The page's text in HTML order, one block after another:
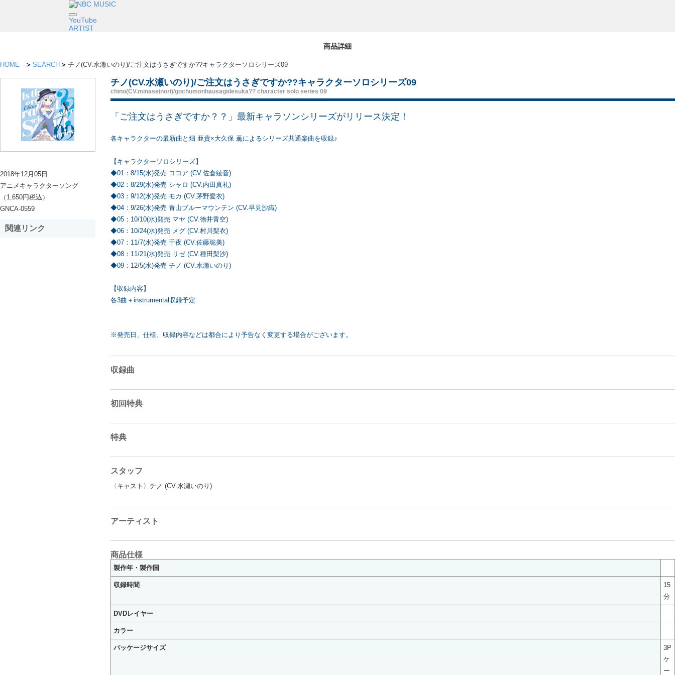
YouTube
ARTIST
商品詳細
HOME SEARCH チノ(CV.水瀬いのり)/ご注文はうさぎですか??キャラクターソロシリーズ09
2018年12月05日
アニメキャラクターソング
（1,650円税込）
GNCA-0559
関連リンク
チノ(CV.水瀬いのり)/ご注文はうさぎですか??キャラクターソロシリーズ09
chino(CV.minaseinori)/gochumonhausagidesuka?? character solo series 09
「ご注文はうさぎですか？？」最新キャラソンシリーズがリリース決定！
各キャラクターの最新曲と畑 亜貴×大久保 薫によるシリーズ共通楽曲を収録♪
【キャラクターソロシリーズ】
◆01：8/15(水)発売 ココア (CV.佐倉綾音)
◆02：8/29(水)発売 シャロ (CV.内田真礼)
◆03：9/12(水)発売 モカ (CV.茅野愛衣)
◆04：9/26(水)発売 青山ブルーマウンテン (CV.早見沙織)
◆05：10/10(水)発売 マヤ (CV.徳井青空)
◆06：10/24(水)発売 メグ (CV.村川梨衣)
◆07：11/7(水)発売 千夜 (CV.佐藤聡美)
◆08：11/21(水)発売 リゼ (CV.種田梨沙)
◆09：12/5(水)発売 チノ (CV.水瀬いのり)
【収録内容】
各3曲＋instrumental収録予定
※発売日、仕様、収録内容などは都合により予告なく変更する場合がございます。
収録曲
初回特典
特典
スタッフ
〈キャスト〉チノ (CV.水瀬いのり)
アーティスト
商品仕様
製作年・製作国
収録時間
15
分
DVDレイヤー
カラー
パッケージサイズ
3P
ケ
ー